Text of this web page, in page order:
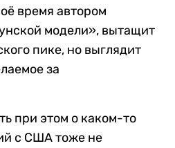
время автором
модели», вытащит
пике, но выглядит
за
при этом о каком-то
с США тоже не